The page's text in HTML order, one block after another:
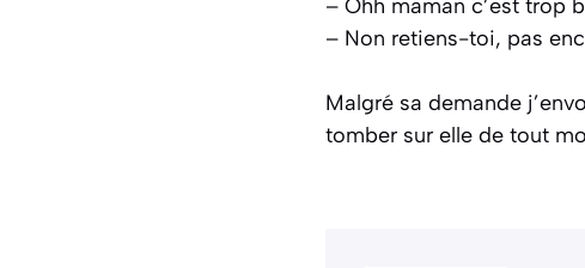
– Ohh maman c’est trop
– Non retiens-toi, pas
Malgré sa demande
tomber sur elle de tout